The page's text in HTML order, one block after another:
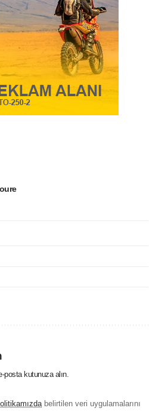
posta kutunuza alın.
belirtilen veri uygulamalarını